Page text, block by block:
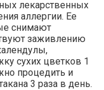
лекарственных
аллергии. Ее
снимают
заживлению
сухих цветков 1
процедить и
3 раза в день.